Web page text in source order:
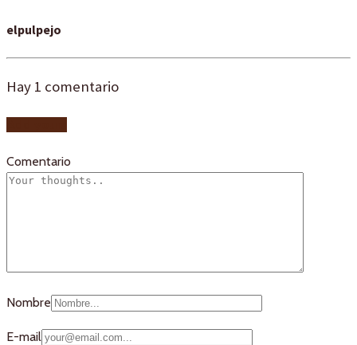
elpulpejo
Hay 1 comentario
Comentario
Nombre
E-mail